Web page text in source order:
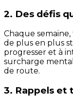
2. Des défis
Chaque
de plus en plus
progresser et à
surcharge
de route.
3. Rappels et